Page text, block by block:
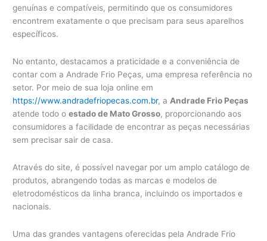
genuínas e compatíveis, permitindo que os consumidores
encontrem exatamente o que precisam para seus aparelhos
específicos.
No entanto, destacamos a praticidade e a conveniência de
contar com a Andrade Frio Peças, uma empresa referência no
setor. Por meio de sua loja online em
https://www.andradefriopecas.com.br, a Andrade Frio Peças
atende todo oestado de Mato Grosso, proporcionando aos
consumidores a facilidade de encontrar as peças necessárias
sem precisar sair de casa.
Através do site, é possível navegar por um amplo catálogo de
produtos, abrangendo todas as marcas e modelos de
eletrodomésticos da linha branca, incluindo os importados e
nacionais.
Uma das grandes vantagens oferecidas pela Andrade Frio